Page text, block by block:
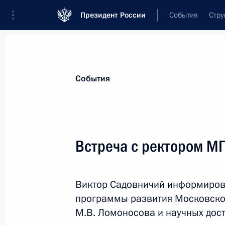
Президент России События
Изменён порядок назначения и
для студентов и аспирантов,
соответствующим приоритетным
События
Встреча с ректором
Виктор Садовничий
программы развития
М.В. Ломоносова и научных